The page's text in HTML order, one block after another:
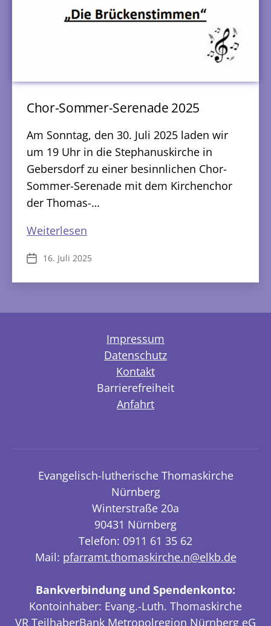
Chor-Sommer-Serenade 2025
Am Sonntag, den 30. Juli 2025 laden wir
um 19 Uhr in die Stephanuskirche in
Gebersdorf zu einer besinnlichen Chor-
Sommer-Serenade mit dem Kirchenchor
der Thomas-…
Weiterlesen
Serenade
2025
Veröffentlichungsdatum
16. Juli 2025
Impressum
Datenschutz
Kontakt
Barrierefreiheit
Anfahrt
Evangelisch-lutherische Thomaskirche
Nürnberg
Winterstraße 20a
90431 Nürnberg
Telefon: 0911 61 35 62
Mail: pfarramt.thomaskirche.n@elkb.de
Bankverbindung und Spendenkonto:
Kontoinhaber: Evang.-Luth. Thomaskirche
VR TeilhaberBank Metropolregion Nürnberg eG